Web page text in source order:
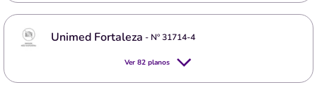
Unimed Fortaleza - Nº31714-4
Ver 82 planos